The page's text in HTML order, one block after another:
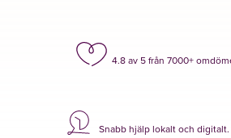
4.8 av 5 från 7000+
Snabb hjälp lokalt och